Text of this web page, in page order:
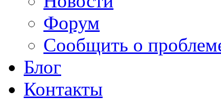
Форум
Сообщить о
Блог
Контакты